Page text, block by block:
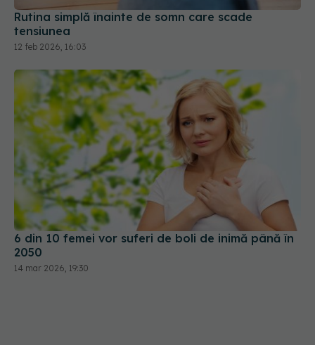
Rutina simplă înainte de somn care scade
tensiunea
12 feb 2026, 16:03
6 din 10 femei vor suferi de boli de inimă până în
2050
14 mar 2026, 19:30